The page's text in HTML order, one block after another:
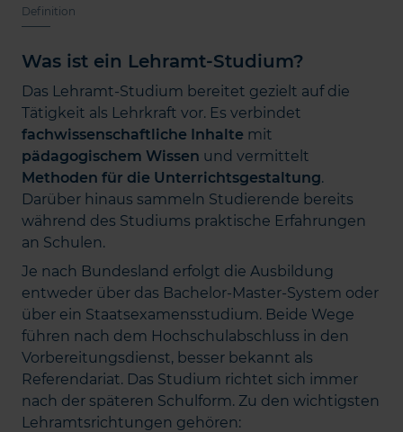
Definition
Was ist ein Lehramt-Studium?
Das Lehramt-Studium bereitet gezielt auf die
Tätigkeit als Lehrkraft vor. Es verbindet
fachwissenschaftliche Inhalte mit
pädagogischem Wissen und vermittelt
Methoden für die Unterrichtsgestaltung.
Darüber hinaus sammeln Studierende bereits
während des Studiums praktische Erfahrungen
an Schulen.
Je nach Bundesland erfolgt die Ausbildung
entweder über das Bachelor-Master-System oder
über ein Staatsexamensstudium. Beide Wege
führen nach dem Hochschulabschluss in den
Vorbereitungsdienst, besser bekannt als
Referendariat. Das Studium richtet sich immer
nach der späteren Schulform. Zu den wichtigsten
Lehramtsrichtungen gehören: